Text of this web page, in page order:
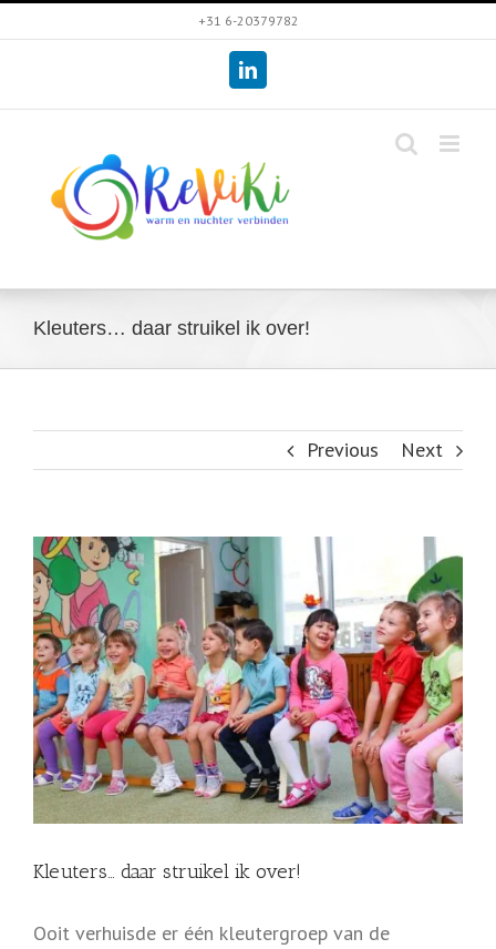
to
+31 6-20379782
LinkedIn
Kleuters… daar struikel ik over!
Previous Next
View
Larger
Image
Kleuters… daar struikel ik over!
Ooit verhuisde er één kleutergroep van de